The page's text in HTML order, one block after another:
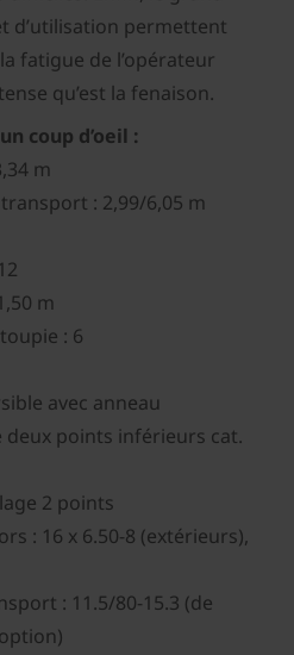
d’utilisation permettent
fatigue de l’opérateur
qu’est la fenaison.
coup d’oeil :
m
: 2,99/6,05 m
m
: 6
avec anneau
deux points inférieurs cat.
2 points
: 16 x 6.50-8 (extérieurs),
: 11.5/80-15.3 (de